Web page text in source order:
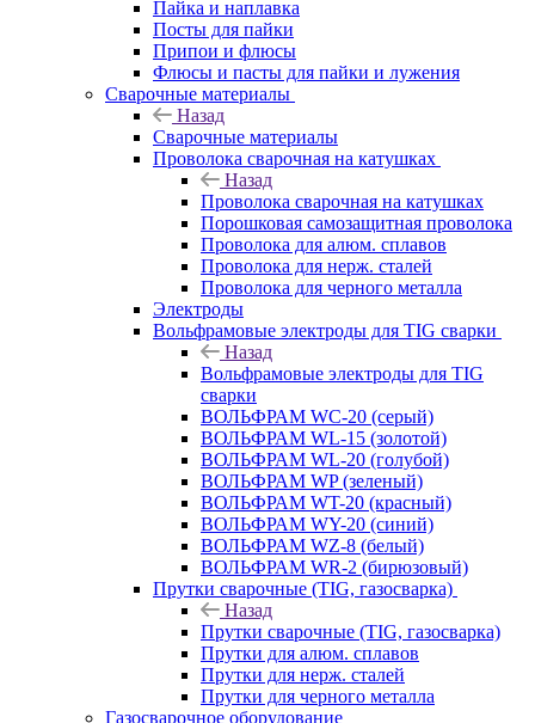
Пайка и наплавка
Посты для пайки
Припои и флюсы
Флюсы и пасты для пайки и лужения
Сварочные материалы
Назад
Сварочные материалы
Проволока сварочная на катушках
Назад
Проволока сварочная на катушках
Порошковая самозащитная проволока
Проволока для алюм. сплавов
Проволока для нерж. сталей
Проволока для черного металла
Электроды
Вольфрамовые электроды для TIG сварки
Назад
Вольфрамовые электроды для TIG
сварки
ВОЛЬФРАМ WC-20 (серый)
ВОЛЬФРАМ WL-15 (золотой)
ВОЛЬФРАМ WL-20 (голубой)
ВОЛЬФРАМ WP (зеленый)
ВОЛЬФРАМ WT-20 (красный)
ВОЛЬФРАМ WY-20 (синий)
ВОЛЬФРАМ WZ-8 (белый)
ВОЛЬФРАМ WR-2 (бирюзовый)
Прутки сварочные (TIG, газосварка)
Назад
Прутки сварочные (TIG, газосварка)
Прутки для алюм. сплавов
Прутки для нерж. сталей
Прутки для черного металла
Газосварочное оборудование